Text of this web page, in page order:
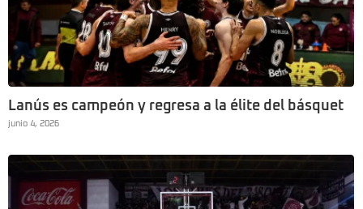
Lanús es campeón y regresa a la élite del básquet
junio 4, 2026